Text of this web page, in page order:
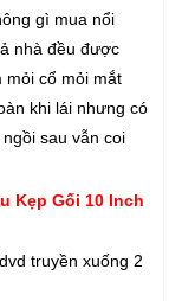
gì mua nổi
nhà đều được
cổ mỏi mắt
khi lái nhưng có
sau vẫn coi
Kẹp Gối 10 Inch
truyền xuống 2